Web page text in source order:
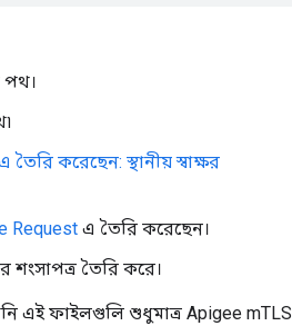
পথ।
তৈরি করেছেন: স্থানীয় স্বাক্ষর
Request এ তৈরি করেছেন।
তৈরি করে।
এই ফাইলগুলি শুধুমাত্র Apigee mTLS